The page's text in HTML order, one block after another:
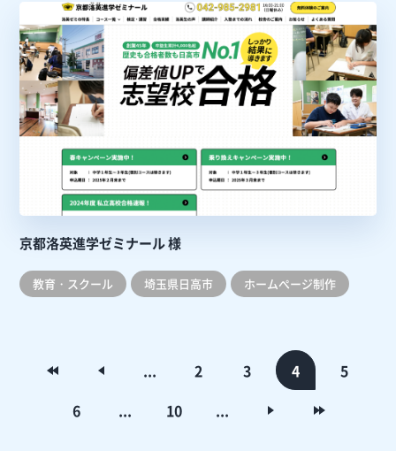
京都洛英進学ゼミナール 様
教育・スクール 埼玉県日高市 ホームぺージ制作
« « ... 2 3 4
5
6
... 10 ... » »